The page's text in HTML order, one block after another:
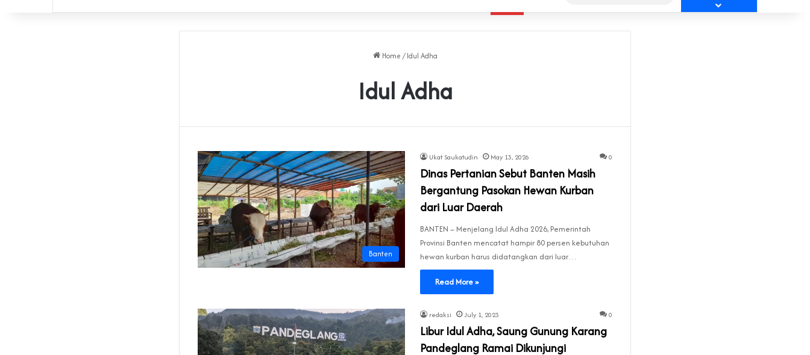
for
Home / Idul Adha
Idul Adha
Banten
Ukat Saukatudin May 13, 2026 0
Dinas Pertanian Sebut Banten Masih
Bergantung Pasokan Hewan Kurban
dari Luar Daerah
BANTEN – Menjelang Idul Adha 2026, Pemerintah
Provinsi Banten mencatat hampir 80 persen kebutuhan
hewan kurban harus didatangkan dari luar…
Read More »
redaksi July 1, 2023 0
Libur Idul Adha, Saung Gunung Karang
Pandeglang Ramai Dikunjungi